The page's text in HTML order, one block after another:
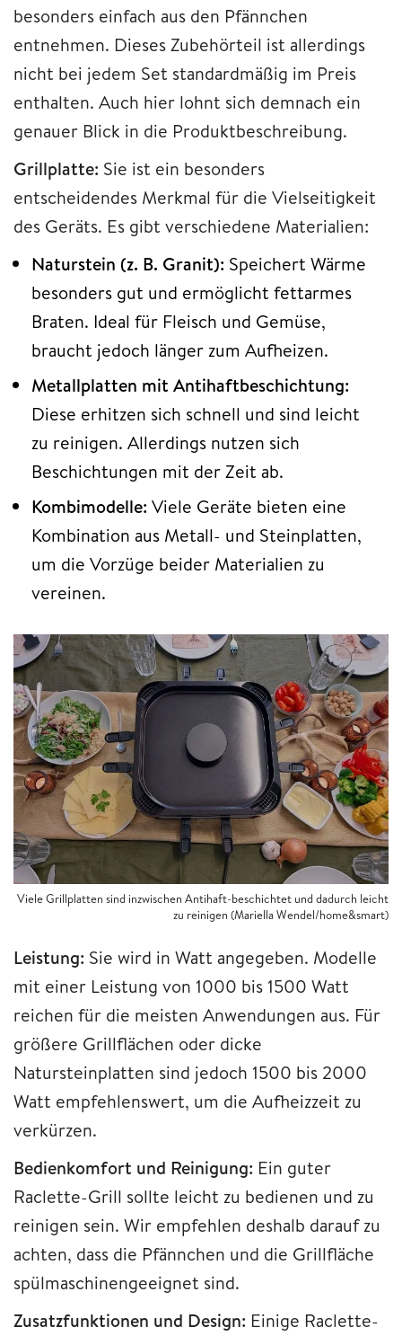
besonders einfach aus den Pfännchen
entnehmen. Dieses Zubehörteil ist allerdings
nicht bei jedem Set standardmäßig im Preis
enthalten. Auch hier lohnt sich demnach ein
genauer Blick in die Produktbeschreibung.
Grillplatte: Sie ist ein besonders
entscheidendes Merkmal für die Vielseitigkeit
des Geräts. Es gibt verschiedene Materialien:
Naturstein (z. B. Granit): Speichert Wärme
besonders gut und ermöglicht fettarmes
Braten. Ideal für Fleisch und Gemüse,
braucht jedoch länger zum Aufheizen.
Metallplatten mit Antihaftbeschichtung:
Diese erhitzen sich schnell und sind leicht
zu reinigen. Allerdings nutzen sich
Beschichtungen mit der Zeit ab.
Kombimodelle: Viele Geräte bieten eine
Kombination aus Metall- und Steinplatten,
um die Vorzüge beider Materialien zu
vereinen.
Viele Grillplatten sind inzwischen Antihaft-beschichtet und dadurch leicht
zu reinigen (Mariella Wendel/home&smart)
Leistung: Sie wird in Watt angegeben. Modelle
mit einer Leistung von 1000 bis 1500 Watt
reichen für die meisten Anwendungen aus. Für
größere Grillflächen oder dicke
Natursteinplatten sind jedoch 1500 bis 2000
Watt empfehlenswert, um die Aufheizzeit zu
verkürzen.
Bedienkomfort und Reinigung: Ein guter
Raclette-Grill sollte leicht zu bedienen und zu
reinigen sein. Wir empfehlen deshalb darauf zu
achten, dass die Pfännchen und die Grillfläche
spülmaschinengeeignet sind.
Zusatzfunktionen und Design: Einige Raclette-